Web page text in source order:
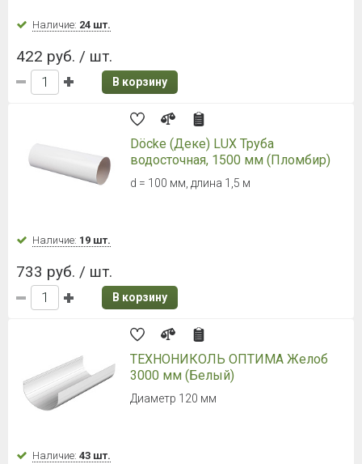
Наличие: 24 шт.
422 руб. / шт.
В корзину
Döcke (Деке) LUX Труба
водосточная, 1500 мм (Пломбир)
d = 100 мм, длина 1,5 м
Наличие: 19 шт.
733 руб. / шт.
В корзину
ТЕХНОНИКОЛЬ ОПТИМА Желоб
3000 мм (Белый)
Диаметр 120 мм
Наличие: 43 шт.